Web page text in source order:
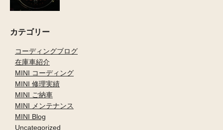
カテゴリー
コーディングブログ
在庫車紹介
MINI コーディング
MINI 修理実績
MINI ご納車
MINI メンテナンス
MINI Blog
Uncategorized